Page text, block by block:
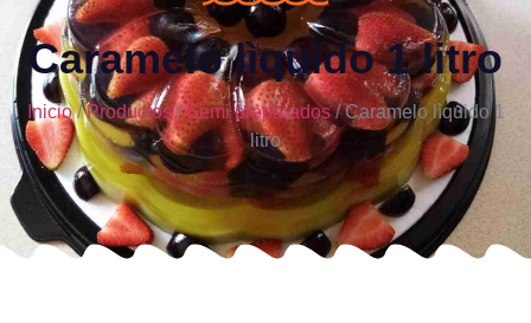
Caramelo lìquido 1 litro
Inicio/Productos/Semi preparados/ Caramelo lìquido 1
litro